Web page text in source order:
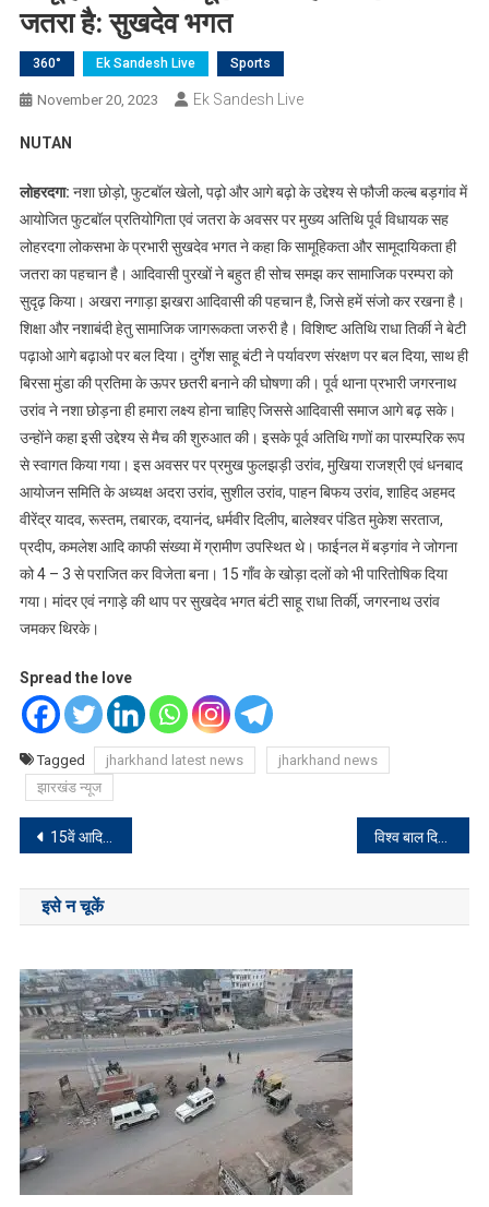
जतरा है: सुखदेव भगत
360° Ek Sandesh Live Sports
November 20, 2023 Ek Sandesh Live
NUTAN
लोहरदगा: नशा छोड़ो, फुटबॉल खेलो, पढ़ो और आगे बढ़ो के उद्देश्य से फौजी कल्ब बड़गांव में
आयोजित फुटबॉल प्रतियोगिता एवं जतरा के अवसर पर मुख्य अतिथि पूर्व विधायक सह
लोहरदगा लोकसभा के प्रभारी सुखदेव भगत ने कहा कि सामूहिकता और सामूदायिकता ही
जतरा का पहचान है। आदिवासी पुरखों ने बहुत ही सोच समझ कर सामाजिक परम्परा को
सुदृढ़ किया। अखरा नगाड़ा झखरा आदिवासी की पहचान है, जिसे हमें संजो कर रखना है।
शिक्षा और नशाबंदी हेतु सामाजिक जागरूकता जरुरी है। विशिष्ट अतिथि राधा तिर्की ने बेटी
पढ़ाओ आगे बढ़ाओ पर बल दिया। दुर्गेश साहू बंटी ने पर्यावरण संरक्षण पर बल दिया, साथ ही
बिरसा मुंडा की प्रतिमा के ऊपर छतरी बनाने की घोषणा की। पूर्व थाना प्रभारी जगरनाथ
उरांव ने नशा छोड़ना ही हमारा लक्ष्य होना चाहिए जिससे आदिवासी समाज आगे बढ़ सके।
उन्होंने कहा इसी उद्देश्य से मैच की शुरुआत की। इसके पूर्व अतिथि गणों का पारम्परिक रूप
से स्वागत किया गया। इस अवसर पर प्रमुख फुलझड़ी उरांव, मुखिया राजश्री एवं धनबाद
आयोजन समिति के अध्यक्ष अदरा उरांव, सुशील उरांव, पाहन बिफय उरांव, शाहिद अहमद
वीरेंद्र यादव, रूस्तम, तबारक, दयानंद, धर्मवीर दिलीप, बालेश्वर पंडित मुकेश सरताज,
प्रदीप, कमलेश आदि काफी संख्या में ग्रामीण उपस्थित थे। फाईनल में बड़गांव ने जोगना
को 4 – 3 से पराजित कर विजेता बना। 15 गाँव के खोड़ा दलों को भी पारितोषिक दिया
गया। मांदर एवं नगाड़े की थाप पर सुखदेव भगत बंटी साहू राधा तिर्की, जगरनाथ उरांव
जमकर थिरके।
Spread the love
Tagged jharkhand latest news
jharkhand news
झारखंड न्यूज
Post
navigation
15वें आदिवासी युवा आदान- प्रदान कार्यक्रम 2023-24 की शुरुआत
इसे न चूकें